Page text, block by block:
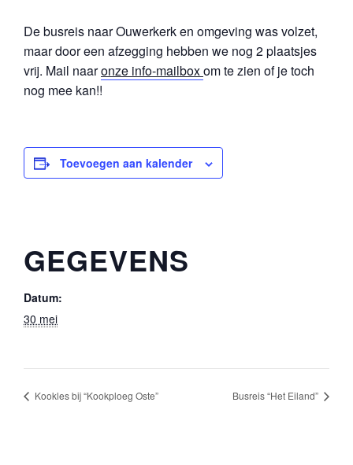
De busreis naar Ouwerkerk en omgeving was volzet,
maar door een afzegging hebben we nog 2 plaatsjes
vrij. Mail naaronze info-mailboxom te zien of je toch
nog mee kan!!
Toevoegen aan kalender
GEGEVENS
Datum:
30 mei
Kookles bij “Kookploeg Oste” Busreis “Het Eiland”